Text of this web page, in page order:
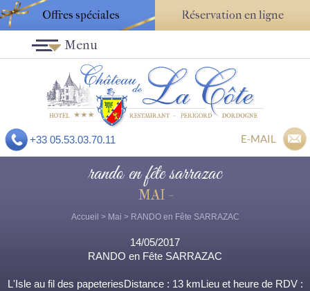
Offres spéciales Réservation en ligne
+33 05.53.03.70.11 E-MAIL
Menu
rando en fête sarrazac
MAI -
Accueil > Mai > RANDO en Fête SARRAZAC
14/05/2017
RANDO en Fête SARRAZAC
L'Isle au fil des papeteriesDistance : 13 kmLieu et heure de RDV :